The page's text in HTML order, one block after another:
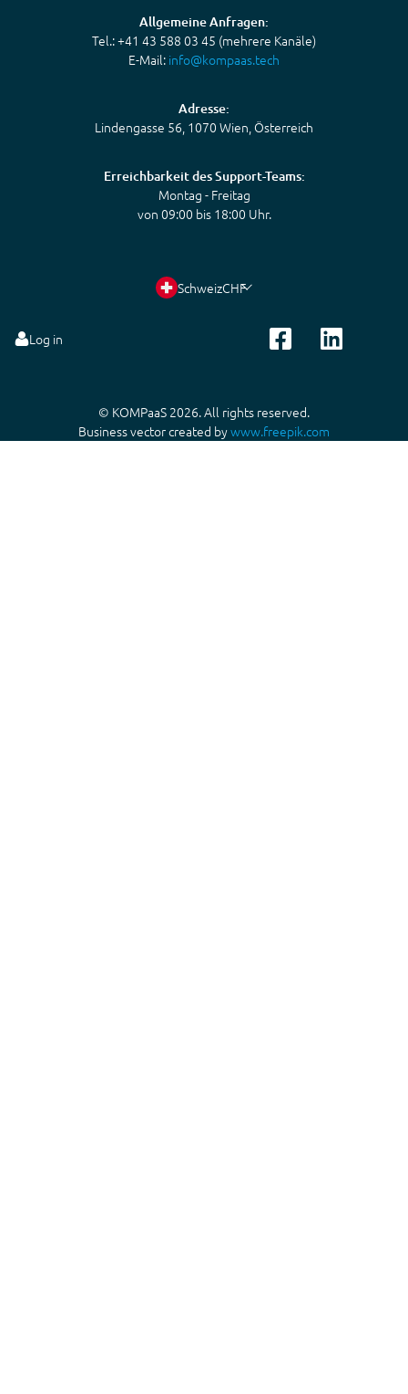
Allgemeine Anfragen:
Tel.: +41 43 588 03 45 (mehrere Kanäle)
E-Mail: info@kompaas.tech
Adresse:
Lindengasse 56, 1070 Wien, Österreich
Erreichbarkeit des Support-Teams:
Montag - Freitag
von 09:00 bis 18:00 Uhr.
SchweizCHF
Log in
© KOMPaaS 2026. All rights reserved.
Business vector created bywww.freepik.com